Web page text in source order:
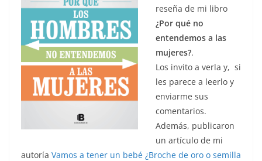
reseña de mi libro
¿Por qué no
entendemos a las
mujeres?.
Los invito a verla y, si
les parece a leerlo y
enviarme sus
comentarios.
Además, publicaron
un artículo de mi
autoría Vamos a tener un bebé ¿Broche de oro o semilla